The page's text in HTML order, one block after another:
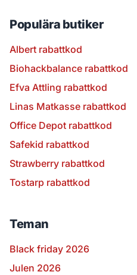
Populära butiker
Albert rabattkod
Biohackbalance rabattkod
Efva Attling rabattkod
Linas Matkasse rabattkod
Office Depot rabattkod
Safekid rabattkod
Strawberry rabattkod
Tostarp rabattkod
Teman
Black friday 2026
Julen 2026